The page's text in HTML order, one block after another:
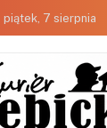
piątek, 7 sierpnia